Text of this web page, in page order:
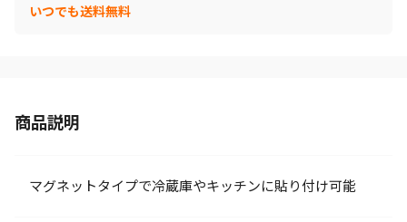
いつでも送料無料
商品説明
マグネットタイプで冷蔵庫やキッチンに貼り付け可能